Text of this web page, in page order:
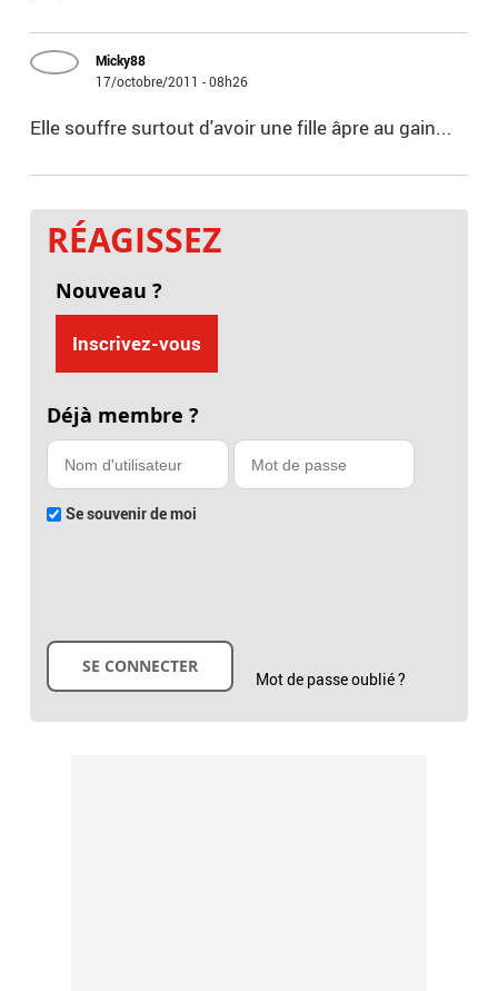
Micky88
17/octobre/2011 - 08h26
Elle souffre surtout d'avoir une fille âpre au gain...
RÉAGISSEZ
Nouveau ?
Inscrivez-vous
Déjà membre ?
Se souvenir de moi
Mot de passe oublié ?